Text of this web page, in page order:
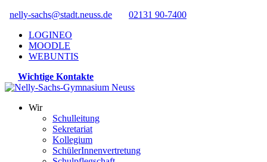
nelly-sachs@stadt.neuss.de
02131 90-7400
LOGINEO
MOODLE
WEBUNTIS
Wichtige Kontakte
Wir
Schulleitung
Sekretariat
Kollegium
SchülerInnenvertretung